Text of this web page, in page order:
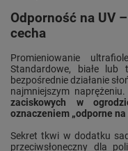
Odporność na UV
cecha
Promieniowanie
Standardowe, białe lub
bezpośrednie działanie
najmniejszym
zaciskowych w
oznaczeniem „odporne na
Sekret tkwi w dodatku
przeciwsłoneczny dla